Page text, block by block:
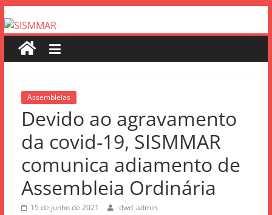
Assembleias
Devido ao agravamento
da covid-19, SISMMAR
comunica adiamento de
Assembleia Ordinária
15 de junho de 2021 dwd_admin